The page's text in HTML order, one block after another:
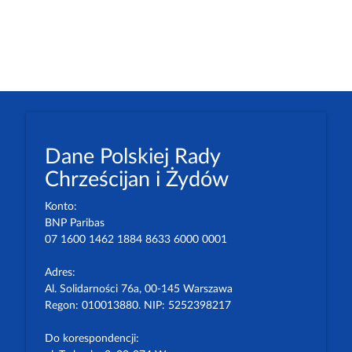
Dane Polskiej Rady
Chrześcijan i Żydów
Konto:
BNP Paribas
07 1600 1462 1884 8633 6000 0001
Adres:
Al. Solidarności 76a, 00-145 Warszawa
Regon: 010013880. NIP: 5252398217
Do korespondencji: